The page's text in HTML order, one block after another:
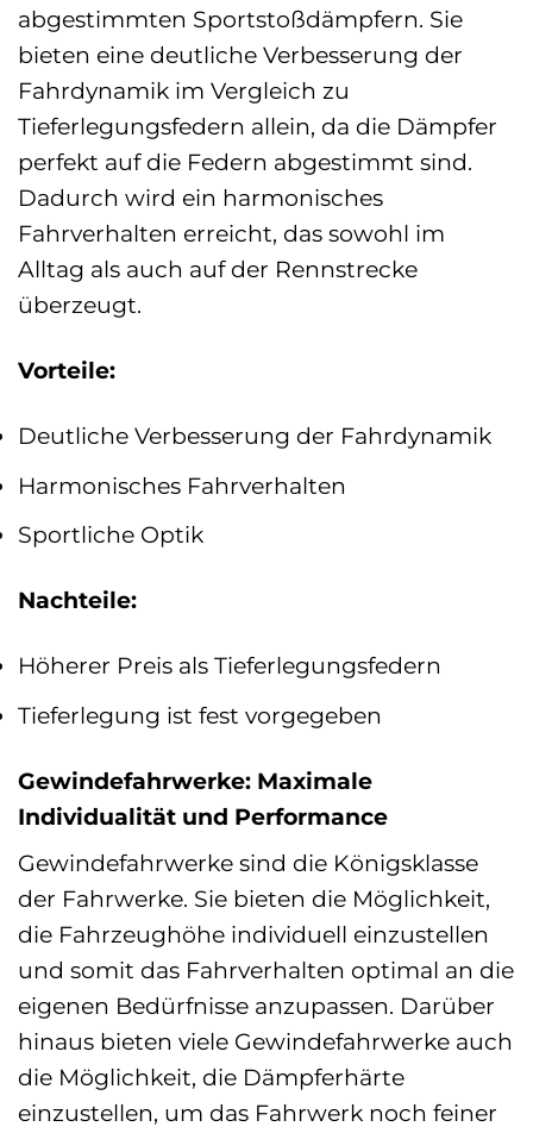
abgestimmten Sportstoßdämpfern. Sie
bieten eine deutliche Verbesserung der
Fahrdynamik im Vergleich zu
Tieferlegungsfedern allein, da die Dämpfer
perfekt auf die Federn abgestimmt sind.
Dadurch wird ein harmonisches
Fahrverhalten erreicht, das sowohl im
Alltag als auch auf der Rennstrecke
überzeugt.
Vorteile:
Deutliche Verbesserung der Fahrdynamik
Harmonisches Fahrverhalten
Sportliche Optik
Nachteile:
Höherer Preis als Tieferlegungsfedern
Tieferlegung ist fest vorgegeben
Gewindefahrwerke: Maximale
Individualität und Performance
Gewindefahrwerke sind die Königsklasse
der Fahrwerke. Sie bieten die Möglichkeit,
die Fahrzeughöhe individuell einzustellen
und somit das Fahrverhalten optimal an die
eigenen Bedürfnisse anzupassen. Darüber
hinaus bieten viele Gewindefahrwerke auch
die Möglichkeit, die Dämpferhärte
einzustellen, um das Fahrwerk noch feiner